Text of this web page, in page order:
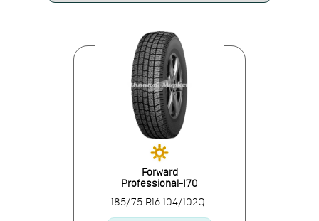
Forward
Professional-170
185/75 R16 104/102Q